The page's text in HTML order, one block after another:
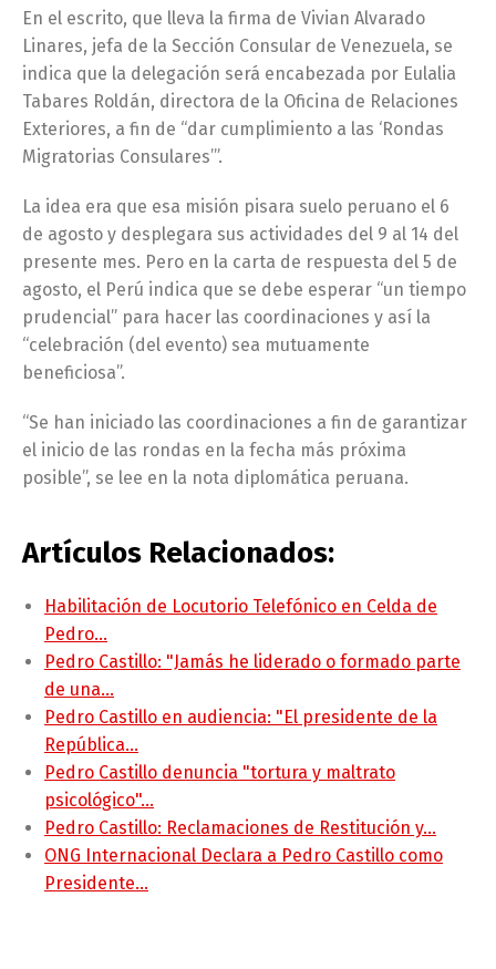
En el escrito, que lleva la firma de Vivian Alvarado
Linares, jefa de la Sección Consular de Venezuela, se
indica que la delegación será encabezada por Eulalia
Tabares Roldán, directora de la Oficina de Relaciones
Exteriores, a fin de “dar cumplimiento a las ‘Rondas
Migratorias Consulares’”.
La idea era que esa misión pisara suelo peruano el 6
de agosto y desplegara sus actividades del 9 al 14 del
presente mes. Pero en la carta de respuesta del 5 de
agosto, el Perú indica que se debe esperar “un tiempo
prudencial” para hacer las coordinaciones y así la
“celebración (del evento) sea mutuamente
beneficiosa”.
“Se han iniciado las coordinaciones a fin de garantizar
el inicio de las rondas en la fecha más próxima
posible”, se lee en la nota diplomática peruana.
Artículos Relacionados:
Habilitación de Locutorio Telefónico en Celda de
Pedro…
Pedro Castillo: "Jamás he liderado o formado parte
de una…
Pedro Castillo en audiencia: "El presidente de la
República…
Pedro Castillo denuncia "tortura y maltrato
psicológico"…
Pedro Castillo: Reclamaciones de Restitución y…
ONG Internacional Declara a Pedro Castillo como
Presidente…